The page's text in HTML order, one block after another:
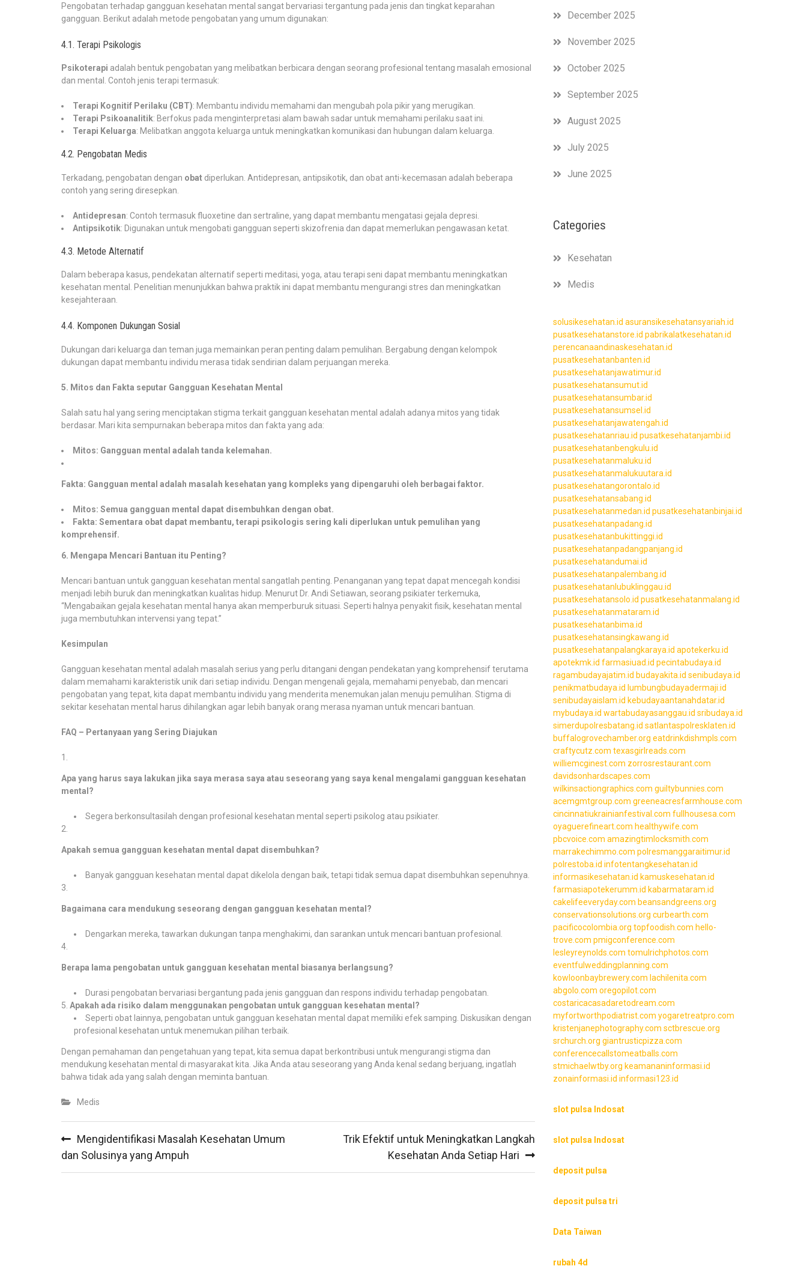
Pengobatan terhadap gangguan kesehatan mental sangat bervariasi tergantung pada jenis dan tingkat keparahan
gangguan. Berikut adalah metode pengobatan yang umum digunakan:
4.1. Terapi Psikologis
Psikoterapi adalah bentuk pengobatan yang melibatkan berbicara dengan seorang profesional tentang masalah emosional
dan mental. Contoh jenis terapi termasuk:
Terapi Kognitif Perilaku (CBT): Membantu individu memahami dan mengubah pola pikir yang merugikan.
Terapi Psikoanalitik: Berfokus pada menginterpretasi alam bawah sadar untuk memahami perilaku saat ini.
Terapi Keluarga: Melibatkan anggota keluarga untuk meningkatkan komunikasi dan hubungan dalam keluarga.
4.2. Pengobatan Medis
Terkadang, pengobatan dengan obat diperlukan. Antidepresan, antipsikotik, dan obat anti-kecemasan adalah beberapa
contoh yang sering diresepkan.
Antidepresan: Contoh termasuk fluoxetine dan sertraline, yang dapat membantu mengatasi gejala depresi.
Antipsikotik: Digunakan untuk mengobati gangguan seperti skizofrenia dan dapat memerlukan pengawasan ketat.
4.3. Metode Alternatif
Dalam beberapa kasus, pendekatan alternatif seperti meditasi, yoga, atau terapi seni dapat membantu meningkatkan
kesehatan mental. Penelitian menunjukkan bahwa praktik ini dapat membantu mengurangi stres dan meningkatkan
kesejahteraan.
4.4. Komponen Dukungan Sosial
Dukungan dari keluarga dan teman juga memainkan peran penting dalam pemulihan. Bergabung dengan kelompok
dukungan dapat membantu individu merasa tidak sendirian dalam perjuangan mereka.
5. Mitos dan Fakta seputar Gangguan Kesehatan Mental
Salah satu hal yang sering menciptakan stigma terkait gangguan kesehatan mental adalah adanya mitos yang tidak
berdasar. Mari kita sempurnakan beberapa mitos dan fakta yang ada:
Mitos: Gangguan mental adalah tanda kelemahan.
Fakta: Gangguan mental adalah masalah kesehatan yang kompleks yang dipengaruhi oleh berbagai faktor.
Mitos: Semua gangguan mental dapat disembuhkan dengan obat.
Fakta: Sementara obat dapat membantu, terapi psikologis sering kali diperlukan untuk pemulihan yang
komprehensif.
6. Mengapa Mencari Bantuan itu Penting?
Mencari bantuan untuk gangguan kesehatan mental sangatlah penting. Penanganan yang tepat dapat mencegah kondisi
menjadi lebih buruk dan meningkatkan kualitas hidup. Menurut Dr. Andi Setiawan, seorang psikiater terkemuka,
“Mengabaikan gejala kesehatan mental hanya akan memperburuk situasi. Seperti halnya penyakit fisik, kesehatan mental
juga membutuhkan intervensi yang tepat.”
Kesimpulan
Gangguan kesehatan mental adalah masalah serius yang perlu ditangani dengan pendekatan yang komprehensif terutama
dalam memahami karakteristik unik dari setiap individu. Dengan mengenali gejala, memahami penyebab, dan mencari
pengobatan yang tepat, kita dapat membantu individu yang menderita menemukan jalan menuju pemulihan. Stigma di
sekitar kesehatan mental harus dihilangkan agar lebih banyak orang merasa nyaman untuk mencari bantuan.
FAQ – Pertanyaan yang Sering Diajukan
Apa yang harus saya lakukan jika saya merasa saya atau seseorang yang saya kenal mengalami gangguan kesehatan
mental?
Segera berkonsultasilah dengan profesional kesehatan mental seperti psikolog atau psikiater.
Apakah semua gangguan kesehatan mental dapat disembuhkan?
Banyak gangguan kesehatan mental dapat dikelola dengan baik, tetapi tidak semua dapat disembuhkan sepenuhnya.
Bagaimana cara mendukung seseorang dengan gangguan kesehatan mental?
Dengarkan mereka, tawarkan dukungan tanpa menghakimi, dan sarankan untuk mencari bantuan profesional.
Berapa lama pengobatan untuk gangguan kesehatan mental biasanya berlangsung?
Durasi pengobatan bervariasi bergantung pada jenis gangguan dan respons individu terhadap pengobatan.
Apakah ada risiko dalam menggunakan pengobatan untuk gangguan kesehatan mental?
Seperti obat lainnya, pengobatan untuk gangguan kesehatan mental dapat memiliki efek samping. Diskusikan dengan
profesional kesehatan untuk menemukan pilihan terbaik.
Dengan pemahaman dan pengetahuan yang tepat, kita semua dapat berkontribusi untuk mengurangi stigma dan
mendukung kesehatan mental di masyarakat kita. Jika Anda atau seseorang yang Anda kenal sedang berjuang, ingatlah
bahwa tidak ada yang salah dengan meminta bantuan.
Medis
navigation
Mengidentifikasi Masalah Kesehatan Umum
dan Solusinya yang Ampuh
Trik Efektif untuk Meningkatkan Langkah
Kesehatan Anda Setiap Hari
December 2025
November 2025
October 2025
September 2025
August 2025
July 2025
June 2025
Categories
Kesehatan
Medis
solusikesehatan.id asuransikesehatansyariah.id
pusatkesehatanstore.id pabrikalatkesehatan.id
perencanaandinaskesehatan.id
pusatkesehatanbanten.id
pusatkesehatanjawatimur.id
pusatkesehatansumut.id
pusatkesehatansumbar.id
pusatkesehatansumsel.id
pusatkesehatanjawatengah.id
pusatkesehatanriau.id pusatkesehatanjambi.id
pusatkesehatanbengkulu.id
pusatkesehatanmaluku.id
pusatkesehatanmalukuutara.id
pusatkesehatangorontalo.id
pusatkesehatansabang.id
pusatkesehatanmedan.id pusatkesehatanbinjai.id
pusatkesehatanpadang.id
pusatkesehatanbukittinggi.id
pusatkesehatanpadangpanjang.id
pusatkesehatandumai.id
pusatkesehatanpalembang.id
pusatkesehatanlubuklinggau.id
pusatkesehatansolo.id pusatkesehatanmalang.id
pusatkesehatanmataram.id
pusatkesehatanbima.id
pusatkesehatansingkawang.id
pusatkesehatanpalangkaraya.id apotekerku.id
apotekmk.id farmasiuad.id pecintabudaya.id
ragambudayajatim.id budayakita.id senibudaya.id
penikmatbudaya.id lumbungbudayadermaji.id
senibudayaislam.id kebudayaantanahdatar.id
mybudaya.id wartabudayasanggau.id sribudaya.id
simerdupolresbatang.id satlantaspolresklaten.id
buffalogrovechamber.org eatdrinkdishmpls.com
craftycutz.com texasgirlreads.com
williemcginest.com zorrosrestaurant.com
davidsonhardscapes.com
wilkinsactiongraphics.com guiltybunnies.com
acemgmtgroup.com greeneacresfarmhouse.com
cincinnatiukrainianfestival.com fullhousesa.com
oyaguerefineart.com healthywife.com
pbcvoice.com amazingtimlocksmith.com
marrakechimmo.com polresmanggaraitimur.id
polrestoba.id infotentangkesehatan.id
informasikesehatan.id kamuskesehatan.id
farmasiapotekerumm.id kabarmataram.id
cakelifeeveryday.com beansandgreens.org
conservationsolutions.org curbearth.com
pacificocolombia.org topfoodish.com hello-
trove.com pmigconference.com
lesleyreynolds.com tomulrichphotos.com
eventfulweddingplanning.com
kowloonbaybrewery.com lachilenita.com
abgolo.com oregopilot.com
costaricacasadaretodream.com
myfortworthpodiatrist.com yogaretreatpro.com
kristenjanephotography.com sctbrescue.org
srchurch.org giantrusticpizza.com
conferencecallstomeatballs.com
stmichaelwtby.org keamananinformasi.id
zonainformasi.id informasi123.id
slot pulsa Indosat
slot pulsa Indosat
deposit pulsa
deposit pulsa tri
Data Taiwan
rubah 4d